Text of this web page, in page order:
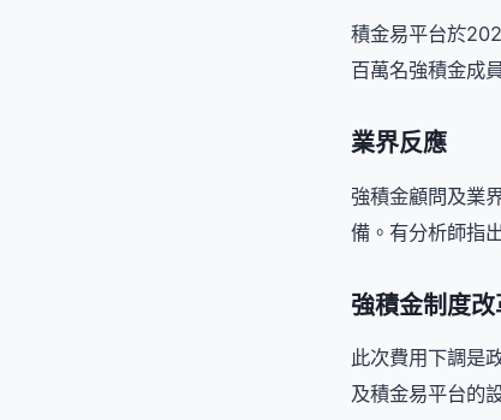
積金易平台於
百萬名強積金成
業界反應
強積金顧問及業
備。有分析師指
強積金制度
此次費用下調是
及積金易平台的